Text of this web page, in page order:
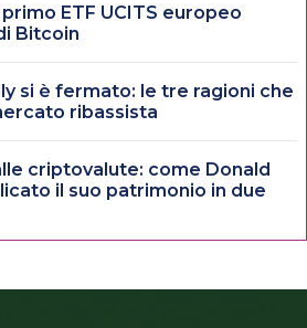
ETF UCITS europeo
Bitcoin
si è fermato: le tre ragioni che
ribassista
criptovalute: come Donald
il suo patrimonio in due